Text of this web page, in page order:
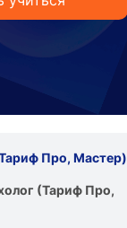
Про, Мастер)
(Тариф Про,